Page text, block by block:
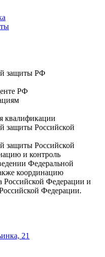
защиты РФ
РФ
квалификации
защиты Российской
защиты Российской
и контроль
Федеральной
координацию
Российской Федерации и
Федерации.
21